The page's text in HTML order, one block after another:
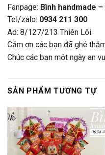
Fanpage: Bình handmade
Tel/zalo: 0934 211 300
Ad: 8/127/213 Thiên Lôi.
Cảm ơn các bạn đã ghé
Chúc các bạn một ngày an
SẢN PHẨM TƯƠNG TỰ